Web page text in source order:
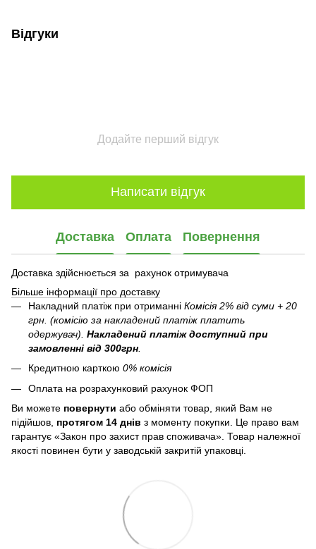
Відгуки
Додайте перший відгук
Написати відгук
Доставка Оплата Повернення
Доставка здійснюється за рахунок отримувача
Більше інформації про доставку
Накладний платіж при отриманні Комісія 2% від суми + 20
грн. (комісію за накладений платіж платить
одержувач). Накладений платіж доступний при
замовленні від 300грн
Кредитною карткою 0% комісія
Оплата на розрахунковий рахунок ФОП
Ви можете повернути або обміняти товар, який Вам не
підійшов, протягом 14 днів з моменту покупки. Це право вам
гарантує «Закон про захист прав споживача». Товар належної
якості повинен бути у заводській закритій упаковці.